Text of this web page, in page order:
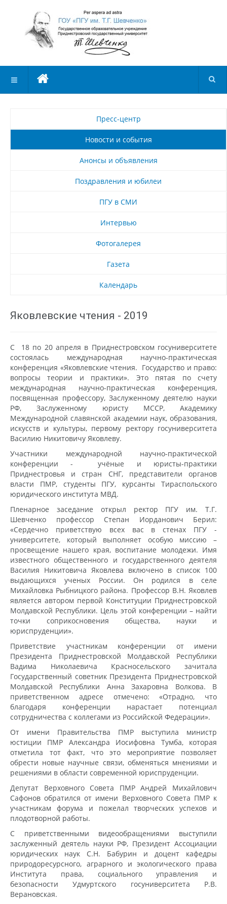
Пресс-центр
Новости и события
Анонсы и объявления
Поздравления и юбилеи
ПГУ в СМИ
Интервью
Фотогалерея
Газета
Календарь
Яковлевские чтения - 2019
С 18 по 20 апреля в Приднестровском госуниверситете
состоялась международная научно-практическая
конференция «Яковлевские чтения. Государство и право:
вопросы теории и практики». Это пятая по счету
международная научно-практическая конференция,
посвященная профессору, Заслуженному деятелю науки
РФ, Заслуженному юристу МССР, Академику
Международной славянской академии наук, образования,
искусств и культуры, первому ректору госуниверситета
Василию Никитовичу Яковлеву.
Участники международной научно-практической
конференции - учёные и юристы-практики
Приднестровья и стран СНГ, представители органов
власти ПМР, студенты ПГУ, курсанты Тираспольского
юридического института МВД.
Пленарное заседание открыл ректор ПГУ им. Т.Г.
Шевченко профессор Степан Иорданович Берил:
«Сердечно приветствую всех вас в стенах ПГУ -
университете, который выполняет особую миссию –
просвещение нашего края, воспитание молодежи. Имя
известного общественного и государственного деятеля
Василия Никитовича Яковлева включено в список 100
выдающихся ученых России. Он родился в селе
Михайловка Рыбницкого района. Профессор В.Н. Яковлев
является автором первой Конституции Приднестровской
Молдавской Республики. Цель этой конференции – найти
точки соприкосновения общества, науки и
юриспруденции».
Приветствие участникам конференции от имени
Президента Приднестровской Молдавской Республики
Вадима Николаевича Красносельского зачитала
Государственный советник Президента Приднестровской
Молдавской Республики Анна Захаровна Волкова. В
приветственном адресе отмечено: «Отрадно, что
благодаря конференции нарастает потенциал
сотрудничества с коллегами из Российской Федерации».
От имени Правительства ПМР выступила министр
юстиции ПМР Александра Иосифовна Тумба, которая
отметила тот факт, что это мероприятие позволяет
обрести новые научные связи, обменяться мнениями и
решениями в области современной юриспруденции.
Депутат Верховного Совета ПМР Андрей Михайлович
Сафонов обратился от имени Верховного Совета ПМР к
участникам форума и пожелал творческих успехов и
плодотворной работы.
С приветственными видеообращениями выступили
заслуженный деятель науки РФ, Президент Ассоциации
юридических наук С.Н. Бабурин и доцент кафедры
природоресурсного, аграрного и экологического права
Института права, социального управления и
безопасности Удмуртского госуниверситета Р.В.
Верановская.